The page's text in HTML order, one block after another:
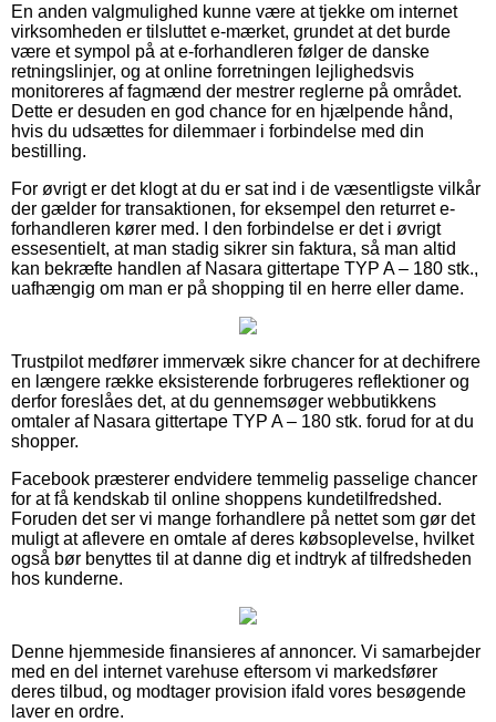
En anden valgmulighed kunne være at tjekke om internet
virksomheden er tilsluttet e-mærket, grundet at det burde
være et sympol på at e-forhandleren følger de danske
retningslinjer, og at online forretningen lejlighedsvis
monitoreres af fagmænd der mestrer reglerne på området.
Dette er desuden en god chance for en hjælpende hånd,
hvis du udsættes for dilemmaer i forbindelse med din
bestilling.
For øvrigt er det klogt at du er sat ind i de væsentligste vilkår
der gælder for transaktionen, for eksempel den returret e-
forhandleren kører med. I den forbindelse er det i øvrigt
essesentielt, at man stadig sikrer sin faktura, så man altid
kan bekræfte handlen af Nasara gittertape TYP A – 180 stk.,
uafhængig om man er på shopping til en herre eller dame.
Trustpilot medfører immervæk sikre chancer for at dechifrere
en længere række eksisterende forbrugeres reflektioner og
derfor foreslåes det, at du gennemsøger webbutikkens
omtaler af Nasara gittertape TYP A – 180 stk. forud for at du
shopper.
Facebook præsterer endvidere temmelig passelige chancer
for at få kendskab til online shoppens kundetilfredshed.
Foruden det ser vi mange forhandlere på nettet som gør det
muligt at aflevere en omtale af deres købsoplevelse, hvilket
også bør benyttes til at danne dig et indtryk af tilfredsheden
hos kunderne.
Denne hjemmeside finansieres af annoncer. Vi samarbejder
med en del internet varehuse eftersom vi markedsfører
deres tilbud, og modtager provision ifald vores besøgende
laver en ordre.